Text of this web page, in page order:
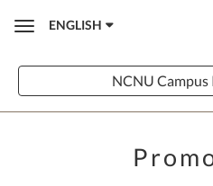
ToggleENGLISH
NCNU